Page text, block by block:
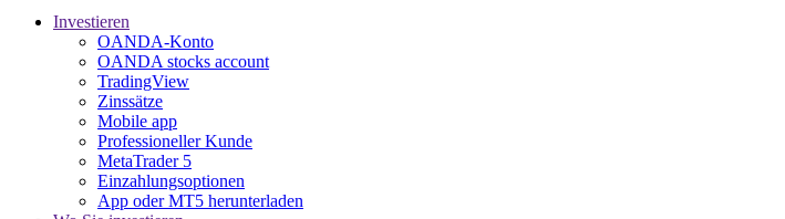
Investieren
OANDA-Konto
OANDA stocks account
TradingView
Zinssätze
Mobile app
Professioneller Kunde
MetaTrader 5
Einzahlungsoptionen
App oder MT5 herunterladen